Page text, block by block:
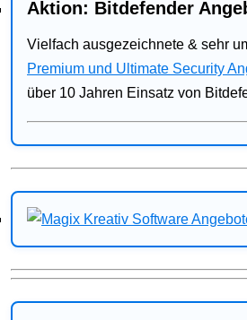
Aktion: Bitdefender
Vielfach ausgezeichnete & sehr
Premium und Ultimate Security
über 10 Jahren Einsatz von